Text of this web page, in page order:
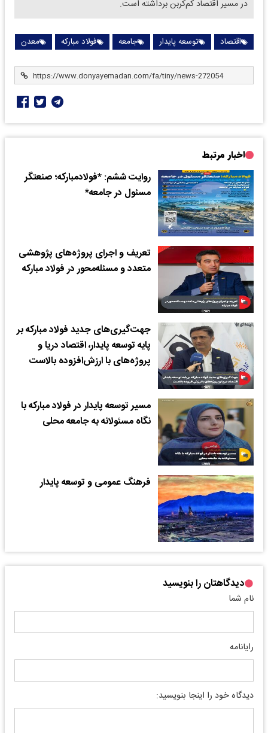
در مسیر اقتصاد کم‌کربن برداشته است.
اقتصاد توسعه پایدار جامعه فولاد مبارکه معدن
اخبار مرتبط
روایت ششم: *فولاد‌مبارکه؛ صنعتگر
مسئول در جامعه*
تعریف و اجرای پروژه‌های پژوهشی
متعدد و مسئله‌محور در فولاد مبارکه
جهت‌گیری‌های جدید فولاد مبارکه بر
پایه توسعه پایدار، اقتصاد دریا و
پروژه‌های با ارزش‌افزوده بالاست
مسیر توسعه پایدار در فولاد مبارکه با
نگاه مسئولانه به جامعه محلی
فرهنگ عمومی و توسعه پایدار
دیدگاهتان را بنویسید
نام شما
رایانامه
دیدگاه خود را اینجا بنویسید: